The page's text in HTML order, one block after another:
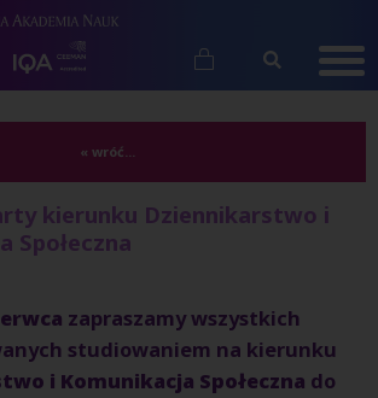
« wróć...
kierunku Dziennikarstwo i
Społeczna
zapraszamy wszystkich
studiowaniem na kierunku
i Komunikacja Społeczna do